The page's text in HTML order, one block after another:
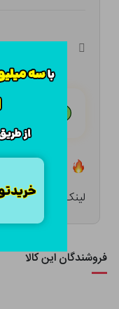
هـر
تعداد ۵ عدد در انبار موجود است
لینک کوتاه:
فروشندگان این کالا